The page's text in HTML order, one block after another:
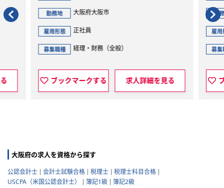
勤務地 大阪府大阪市
正社員
経理・財務（全般）
ブックマークする 求人詳細を見る
大阪
正社員
人事
ブックマー
大阪府の求人を資格から探す
公認会計士 会計士試験合格 税理士
税理士科目合格
USCPA（米国公認会計士）
簿記1級 簿記2級